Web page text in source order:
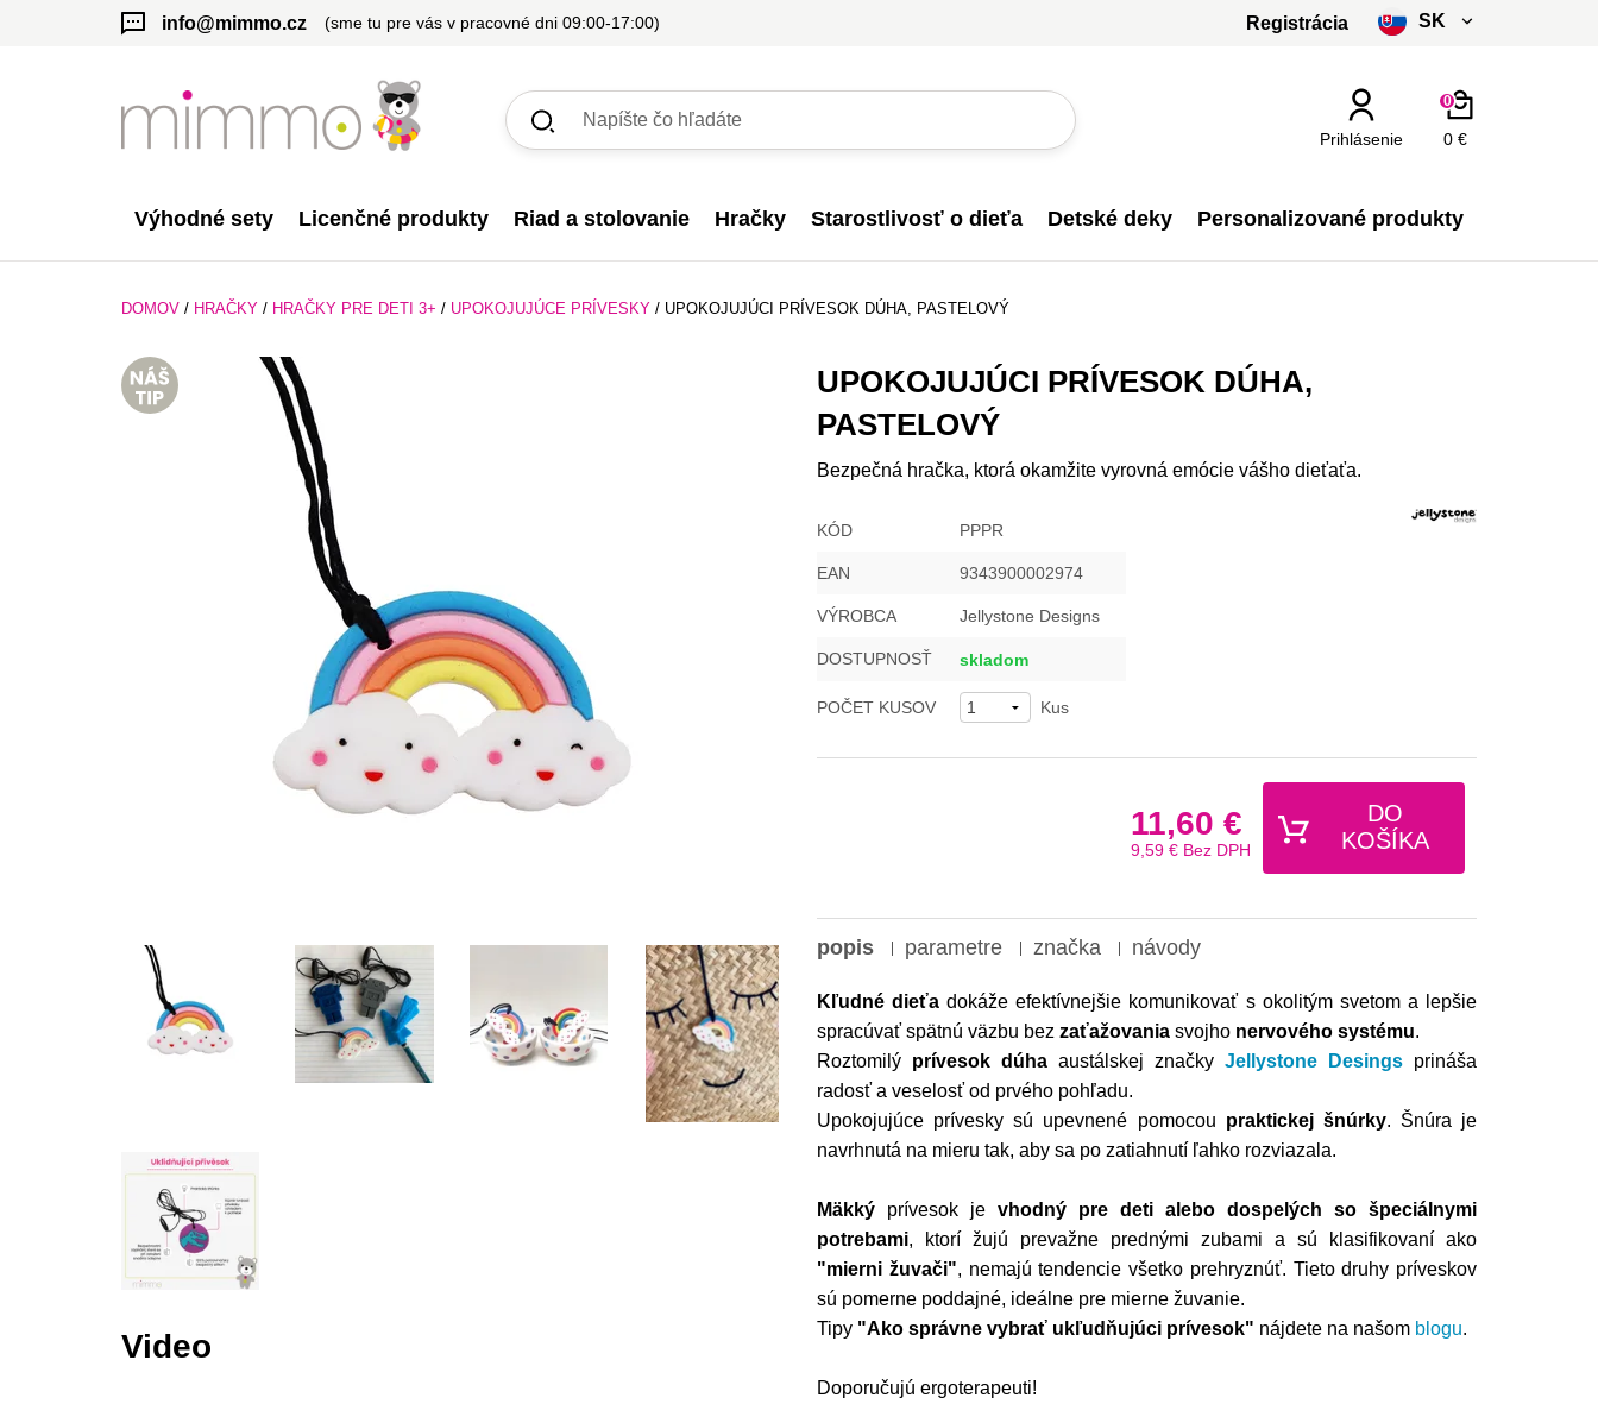
info@mimmo.cz (sme tu pre vás v pracovné dni 09:00-17:00) Registrácia SK
slovenčina
€ - EUR
Prihlásenie 0 €
0
Výhodné sety Licenčné produkty Riad a stolovanie Hračky Starostlivosť o dieťa Detské deky Personalizované produkty
DOMOV / HRAČKY / HRAČKY PRE DETI 3+ / UPOKOJUJÚCE PRÍVESKY / UPOKOJUJÚCI PRÍVESOK DÚHA, PASTELOVÝ
UPOKOJUJÚCI PRÍVESOK DÚHA,
PASTELOVÝ
Bezpečná hračka, ktorá okamžite vyrovná emócie vášho dieťaťa.
Video
KÓD PPPR
EAN 9343900002974
VÝROBCA Jellystone Designs
DOSTUPNOSŤ skladom
POČET KUSOV Kus
11,60 €
9,59 € Bez DPH
DO
KOŠÍKA
popis parametre značka návody
Kľudné dieťa dokáže efektívnejšie komunikovať s okolitým svetom a lepšie
spracúvať spätnú väzbu bez zaťažovania svojho nervového systému.
Roztomilý prívesok dúha austálskej značky Jellystone Desings prináša
radosť a veselosť od prvého pohľadu.
Upokojujúce prívesky sú upevnené pomocou praktickej šnúrky. Šnúra je
navrhnutá na mieru tak, aby sa po zatiahnutí ľahko rozviazala.
Mäkký prívesok je vhodný pre deti alebo dospelých so špeciálnymi
potrebami, ktorí žujú prevažne prednými zubami a sú klasifikovaní ako
"mierni žuvači", nemajú tendencie všetko prehryznúť. Tieto druhy príveskov
sú pomerne poddajné, ideálne pre mierne žuvanie.
Tipy "Ako správne vybrať ukľudňujúci prívesok" nájdete na našom blogu.
Doporučujú ergoterapeuti!